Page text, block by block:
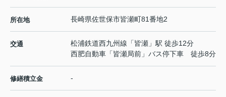
所在地 長崎県佐世保市皆瀬町81番地2
交通 松浦鉄道西九州線 「皆瀬 」駅 徒歩12分
西肥自動車「皆瀬局前」バス停下車 徒歩8分
修繕積立金 -